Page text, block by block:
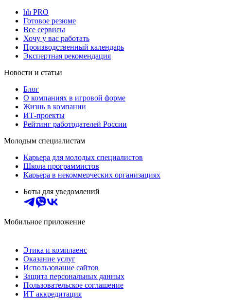
hh PRO
Готовое резюме
Все сервисы
Хочу у вас работать
Производственный календарь
Экспертная рекомендация
Новости и статьи
Блог
О компаниях в игровой форме
Жизнь в компании
ИТ-проекты
Рейтинг работодателей России
Молодым специалистам
Карьера для молодых специалистов
Школа программистов
Карьера в некоммерческих организациях
Боты для уведомлений
Мобильное приложение
Этика и комплаенс
Оказание услуг
Использование сайтов
Защита персональных данных
Пользовательское соглашение
ИТ аккредитация